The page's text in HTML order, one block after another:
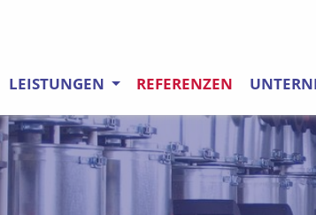
LEISTUNGEN REFERENZEN